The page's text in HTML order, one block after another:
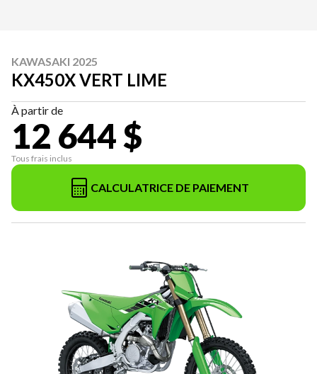
KAWASAKI 2025
KX450X VERT LIME
À partir de
12 644 $
Tous frais inclus
CALCULATRICE DE PAIEMENT